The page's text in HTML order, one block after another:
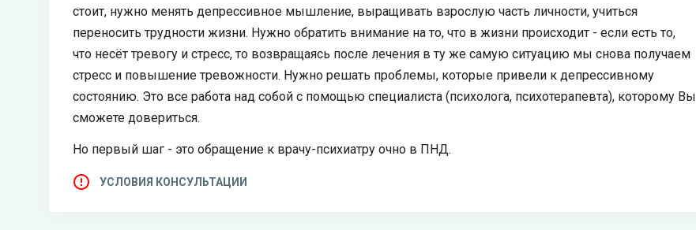
стоит, нужно менять депрессивное мышление, выращивать взрослую часть личности, учиться
переносить трудности жизни. Нужно обратить внимание на то, что в жизни происходит - если есть то,
что несёт тревогу и стресс, то возвращаясь после лечения в ту же самую ситуацию мы снова получаем
стресс и повышение тревожности. Нужно решать проблемы, которые привели к депрессивному
состоянию. Это все работа над собой с помощью специалиста (психолога, психотерапевта), которому Вы
сможете довериться.
Но первый шаг - это обращение к врачу-психиатру очно в ПНД.
УСЛОВИЯ КОНСУЛЬТАЦИИ